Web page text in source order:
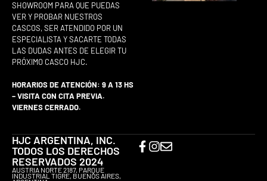
SHOWROOM PARA QUE PUEDAS
VER Y PROBAR NUESTROS
CASCOS, SER ATENDIDO POR UN
ESPECIALISTA Y SACARTE TODAS
LAS DUDAS ANTES DE ELEGIR TU
PRÓXIMO CASCO HJC.
HORARIOS DE ATENCIÓN: 9 A 13 HS
– VISITA CON CITA PREVIA.
VIERNES CERRADO.
HJC ARGENTINA, INC.
TODOS LOS DERECHOS
RESERVADOS 2024
AUSTRIA NORTE 2187, PARQUE
INDUSTRIAL TIGRE, BUENOS AIRES,